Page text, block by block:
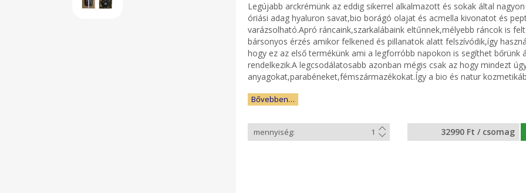
Legújabb arckrémünk az eddig sikerrel alkalmazott és sokak által
óriási adag hyaluron savat,bio borágó olajat és acmella kivonatot és
varázsolható.Apró ráncaink,szarkalábaink eltűnnek,mélyebb ráncok is
bársonyos érzés amikor felkened és pillanatok alatt felszívódik,így
hogy ez az első termékünk ami a legforróbb napokon is segíthet bőrünk
rendelkezik.A legcsodálatosabb azonban mégis csak az hogy mindezt
anyagokat,parabéneket,fémszármazékokat.Így a bio és natur
Bővebben…
32990 Ft / csomag